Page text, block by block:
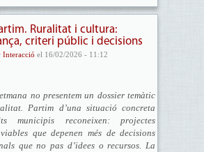
Ruralitat i cultura:
criteri públic i decisions
Interacció el 16/02/2026 - 11:12
no presentem un dossier temàtic
Partim d’una situació concreta
municipis reconeixen: projectes
que depenen més de decisions
que no pas d’idees o recursos. La